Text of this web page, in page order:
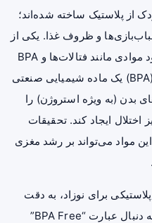
از پلاستیک ساخته شده‌اند؛
و ظروف غذا. یکی از
دغدغه‌های مهم جوامع پزشکی، وجود موادی مانند فتالات‌ها و BPA
در این محصولات است. بیسفنول آ (BPA) یک ماده شیمیایی صنعتی
بدن (به ویژه استروژن) را
ایجاد کند. تحقیقات
مواد می‌تواند بر رشد مغزی
برای نوزاد، به دقت
برچسب محصول را بررسی کنید و به دنبال عبارت “BPA Free”